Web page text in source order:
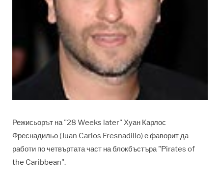
Режисьорът на "28 Weeks later" Хуан Карлос
Фреснадильо (Juan Carlos Fresnadillo) е фаворит да
работи по четвъртата част на блокбъстъра "Pirates of
the Caribbean".